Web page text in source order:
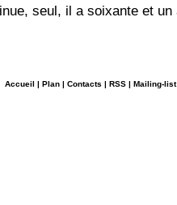
seul, il a soixante et un
Accueil | Plan | Contacts | RSS | Mailing-list